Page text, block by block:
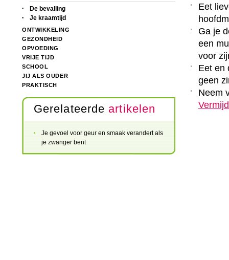
De bevalling
Je kraamtijd
ONTWIKKELING
GEZONDHEID
OPVOEDING
VRIJE TIJD
SCHOOL
JIJ ALS OUDER
PRAKTISCH
Gerelateerde artikelen
Je gevoel voor geur en smaak verandert als
je zwanger bent
Eet
Ga je
een
voor
Eet en
geen
Neem